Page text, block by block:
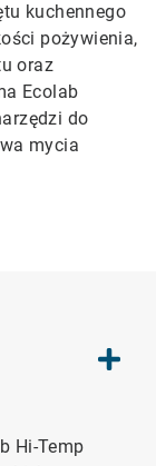
kuchennego
pożywienia,
oraz
Ecolab
do
mycia
Hi-Temp